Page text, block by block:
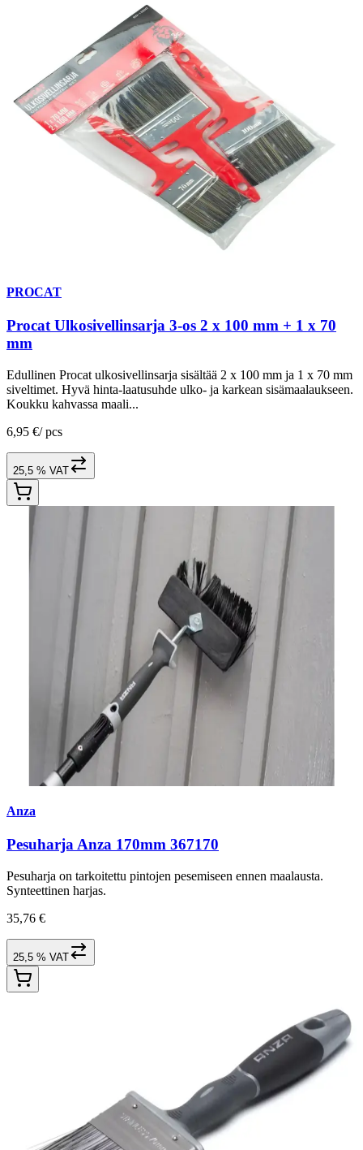
PROCAT
Procat Ulkosivellinsarja 3-os 2 x 100 mm + 1 x 70
mm
Edullinen Procat ulkosivellinsarja sisältää 2 x 100 mm ja 1 x 70 mm
siveltimet. Hyvä hinta-laatusuhde ulko- ja karkean sisämaalaukseen.
Koukku kahvassa maali...
6,95 €/ pcs
25,5 % VAT
Anza
Pesuharja Anza 170mm 367170
Pesuharja on tarkoitettu pintojen pesemiseen ennen maalausta.
Synteettinen harjas.
35,76 €
25,5 % VAT